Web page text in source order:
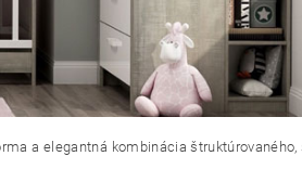
a elegantná kombinácia štruktúrovaného,